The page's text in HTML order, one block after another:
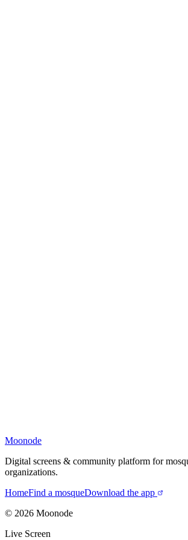
Moonode
Digital screens & community platform for
organizations.
HomeFind a mosqueDownload the app
© 2026 Moonode
Live Screen